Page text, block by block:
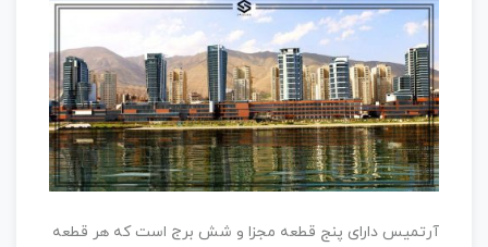
آرتمیس دارای پنج قطعه مجزا و شش برج است که هر قطعه